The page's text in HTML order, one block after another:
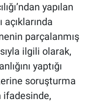
yapılan
parçalanmış
ilgili olarak,
yaptığı
soruşturma
ifadesinde,